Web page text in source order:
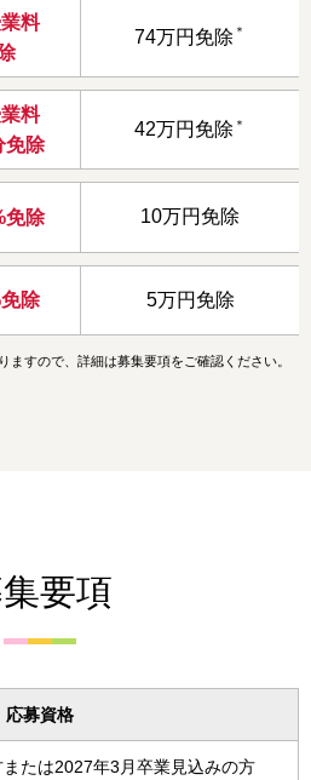
料
74万円免除 ＊
料
免除
42万円免除 ＊
免除 10万円免除
除 5万円免除
ますので、詳細は募集要項をご確認ください。
要項
応募資格
たは2027年3月卒業見込みの方